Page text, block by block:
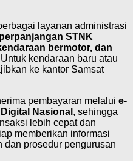
layanan administrasi
perpanjangan STNK
bermotor, dan
Untuk kendaraan baru atau
ke kantor Samsat
pembayaran melalui e-
Nasional , sehingga
lebih cepat dan
memberikan informasi
dan prosedur pengurusan